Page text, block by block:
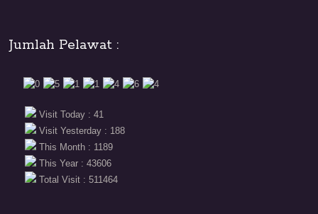
Jumlah Pelawat :
Visit Today : 41
Visit Yesterday : 188
This Month : 1189
This Year : 43606
Total Visit : 511464